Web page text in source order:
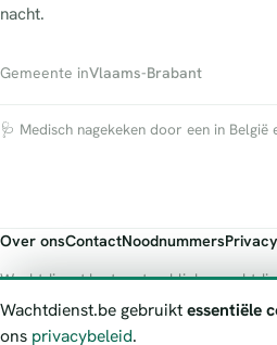
nacht.
Gemeente inVlaams-Brabant
🩺 Medisch nagekeken door een in
Over onsContactNoodnummers
Wachtdienst.be toont publieke
officiële bron.
© 2026 Wachtdienst.be
Wachtdienst.be gebruiktessentiële
ons privacybeleid.